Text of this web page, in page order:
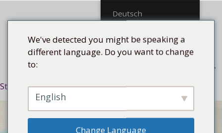
Menü
Startseite/Stilrichtung/Surreal/ Sin titulo, 2018
Deutsch
We've detected you might be speaking a
different language. Do you want to change
to:
English
Change Language